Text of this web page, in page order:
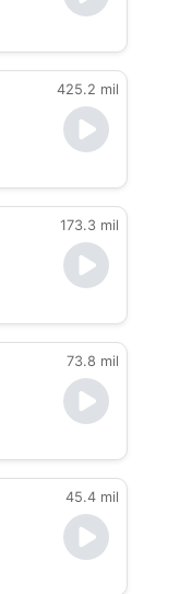
425.2 mil
173.3 mil
73.8 mil
45.4 mil